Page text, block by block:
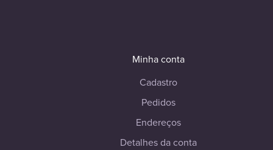
Minha conta
Cadastro
Pedidos
Endereços
Detalhes da conta